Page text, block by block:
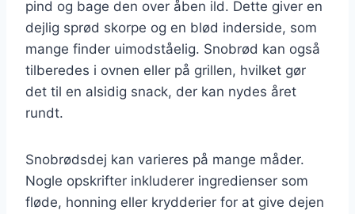
pind og bage den over åben ild. Dette giver en
dejlig sprød skorpe og en blød inderside, som
mange finder uimodståelig. Snobrød kan også
tilberedes i ovnen eller på grillen, hvilket gør
det til en alsidig snack, der kan nydes året
rundt.
Snobrødsdej kan varieres på mange måder.
Nogle opskrifter inkluderer ingredienser som
fløde, honning eller krydderier for at give dejen